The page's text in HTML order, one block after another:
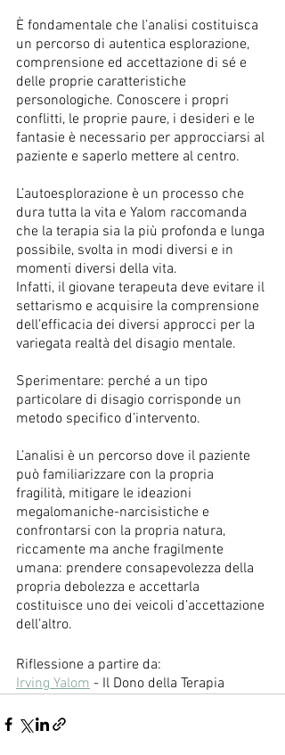
È fondamentale che l’analisi costituisca
un percorso di autentica esplorazione,
comprensione ed accettazione di sé e
delle proprie caratteristiche
personologiche. Conoscere i propri
conflitti, le proprie paure, i desideri e le
fantasie è necessario per approcciarsi al
paziente e saperlo mettere al centro.
L’autoesplorazione è un processo che
dura tutta la vita e Yalom raccomanda
che la terapia sia la più profonda e lunga
possibile, svolta in modi diversi e in
momenti diversi della vita.
Infatti, il giovane terapeuta deve evitare il
settarismo e acquisire la comprensione
dell’efficacia dei diversi approcci per la
variegata realtà del disagio mentale.
Sperimentare: perché a un tipo
particolare di disagio corrisponde un
metodo specifico d’intervento.
L’analisi è un percorso dove il paziente
può familiarizzare con la propria
fragilità, mitigare le ideazioni
megalomaniche-narcisistiche e
confrontarsi con la propria natura,
riccamente ma anche fragilmente
umana: prendere consapevolezza della
propria debolezza e accettarla
costituisce uno dei veicoli d’accettazione
dell’altro.
Riflessione a partire da:
Irving Yalom - Il Dono della Terapia